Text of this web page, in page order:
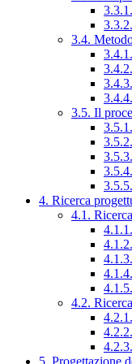
3.4.
3.5. Il
4. Ricerca
4.1.
4.2.
5. Progettazione